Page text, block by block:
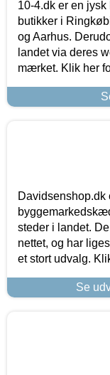
10-4.dk er en
butikker i
og Aarhus.
landet via deres
mærket. Klik her
Davidsenshop.dk
steder i landet.
nettet, og har
et stort udvalg.
Se